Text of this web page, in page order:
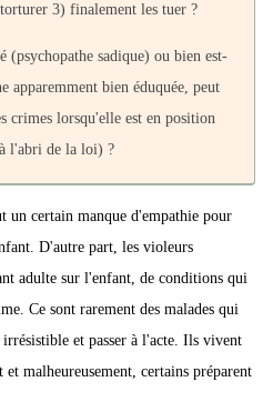
3) finalement les tuer ?
(psychopathe sadique) ou bien est-
apparemment bien éduquée, peut
crimes lorsqu'elle est en position
l'abri de la loi) ?
un certain manque d'empathie pour
D'autre part, les violeurs
adulte sur l'enfant, de conditions qui
Ce sont rarement des malades qui
et passer à l'acte. Ils vivent
malheureusement, certains préparent